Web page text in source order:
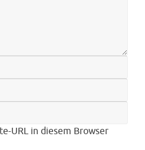
URL in diesem Browser